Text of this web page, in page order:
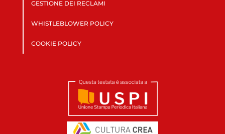
GESTIONE DEI RECLAMI
WHISTLEBLOWER POLICY
COOKIE POLICY